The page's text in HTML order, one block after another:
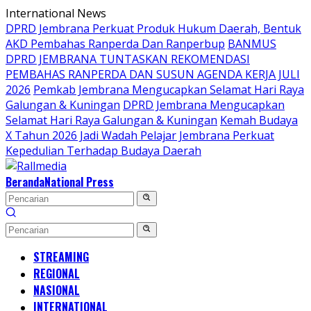
Langsung
ke
konten
International News
DPRD Jembrana Perkuat Produk Hukum Daerah, Bentuk
AKD Pembahas Ranperda Dan Ranperbup BANMUS
DPRD JEMBRANA TUNTASKAN REKOMENDASI
PEMBAHAS RANPERDA DAN SUSUN AGENDA KERJA JULI
2026 Pemkab Jembrana Mengucapkan Selamat Hari Raya
Galungan & Kuningan DPRD Jembrana Mengucapkan
Selamat Hari Raya Galungan & Kuningan Kemah Budaya
X Tahun 2026 Jadi Wadah Pelajar Jembrana Perkuat
Kepedulian Terhadap Budaya Daerah
BerandaNational Press
STREAMING
REGIONAL
NASIONAL
INTERNATIONAL